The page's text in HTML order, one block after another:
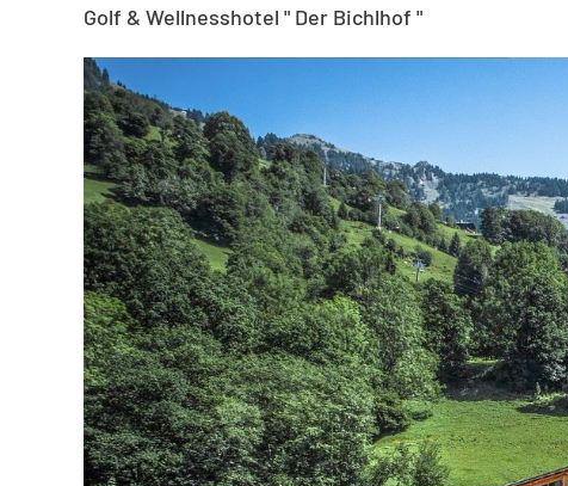
Golf & Wellnesshotel " Der Bichlhof "